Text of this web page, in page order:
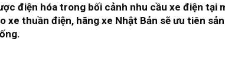
điện hóa trong bối cảnh nhu cầu xe điện
xe thuần điện, hãng xe Nhật Bản sẽ ưu tiên